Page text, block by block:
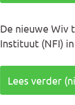
De nieuwe Wiv
Instituut (NFI)
Lees verder